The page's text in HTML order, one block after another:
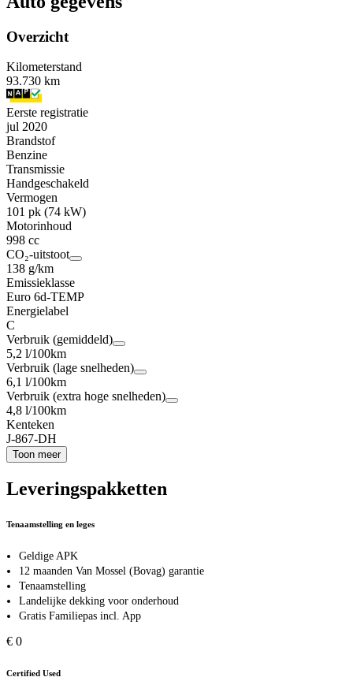
Overzicht
Kilometerstand
93.730 km
Eerste registratie
jul 2020
Brandstof
Benzine
Transmissie
Handgeschakeld
Vermogen
101 pk (74 kW)
Motorinhoud
998 cc
CO₂-uitstoot
138 g/km
Emissieklasse
Euro 6d-TEMP
Energielabel
C
Verbruik (gemiddeld)
5,2 l/100km
Verbruik (lage snelheden)
6,1 l/100km
Verbruik (extra hoge snelheden)
4,8 l/100km
Kenteken
J-867-DH
Toon meer
Leveringspakketten
Tenaamstelling en leges
Geldige APK
12 maanden Van Mossel (Bovag) garantie
Tenaamstelling
Landelijke dekking voor onderhoud
Gratis Familiepas incl. App
€ 0
Certified Used